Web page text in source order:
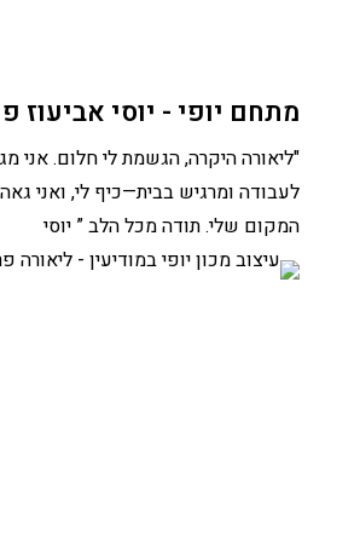
מתחם יופי - יוסי אביעוז
"ליאורה היקרה, הגשמת לי חלום. אני
לעבודה ומרגיש בבית—כיף לי, ואני
המקום שלי. תודה מכל הלב ” יוסי